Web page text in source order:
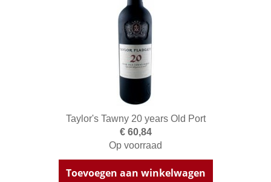
Taylor's Tawny 20 years Old Port
€ 60,84
Op voorraad
Toevoegen aan winkelwagen